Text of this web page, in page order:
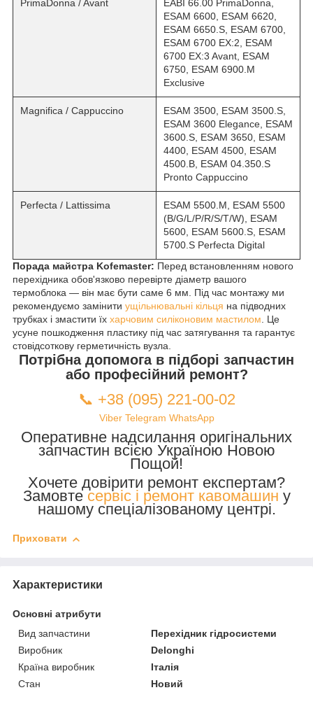
PrimaDonna / Avant
EABI 66.00 PrimaDonna,
ESAM 6600, ESAM 6620,
ESAM 6650.S, ESAM 6700,
ESAM 6700 EX:2, ESAM
6700 EX:3 Avant, ESAM
6750, ESAM 6900.M
Exclusive
Magnifica / Cappuccino
ESAM 3500, ESAM 3500.S,
ESAM 3600 Elegance, ESAM
3600.S, ESAM 3650, ESAM
4400, ESAM 4500, ESAM
4500.B, ESAM 04.350.S
Pronto Cappuccino
Perfecta / Lattissima
ESAM 5500.M, ESAM 5500
(B/G/L/P/R/S/T/W), ESAM
5600, ESAM 5600.S, ESAM
5700.S Perfecta Digital
Порада майстра Kofemaster: Перед встановленням нового
перехідника обов'язково перевірте діаметр вашого
термоблока — він має бути саме 6 мм. Під час монтажу ми
рекомендуємо замінити ущільнювальні кільця на підводних
трубках і змастити їх харчовим силіконовим мастилом . Це
усуне пошкодження пластику під час затягування та гарантує
стовідсоткову герметичність вузла.
Потрібна допомога в підборі запчастин
або професійний ремонт?
📞 +38 (095) 221-00-02
Viber Telegram WhatsApp
Оперативне надсилання оригінальних
запчастин всією Україною Новою
Пощой!
Хочете довірити ремонт експертам?
Замовте сервіс і ремонт кавомашин у
нашому спеціалізованому центрі.
Приховати
Характеристики
Основні атрибути
Вид запчастини
Перехідник гідросистеми
Виробник
Delonghi
Країна виробник
Італія
Стан
Новий